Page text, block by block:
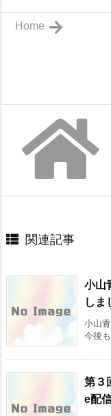
Home
関連記事
小山
しま
小山
今後
第３
e配